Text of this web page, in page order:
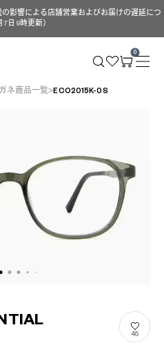
影響による店舗営業およびお届けの遅延につ
7日 9時更新）
0
ネ商品一覧 ECO2015K-0S
45